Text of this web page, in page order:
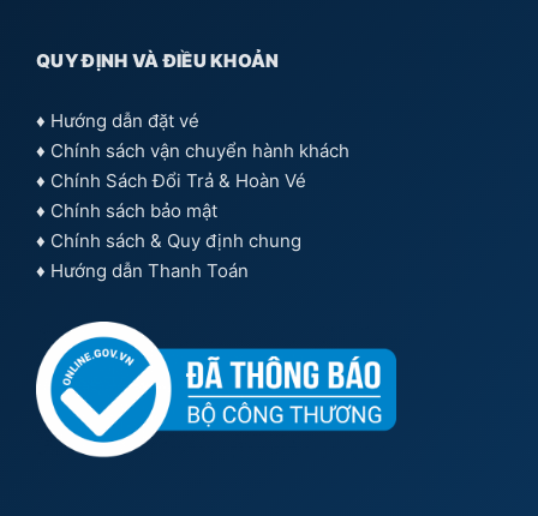
QUY ĐỊNH VÀ ĐIỀU KHOẢN
♦ Hướng dẫn đặt vé
♦ Chính sách vận chuyển hành khách
♦ Chính Sách Đổi Trả & Hoàn Vé
♦ Chính sách bảo mật
♦ Chính sách & Quy định chung
♦ Hướng dẫn Thanh Toán